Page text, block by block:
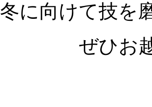
冬に向けて技を
ぜひお